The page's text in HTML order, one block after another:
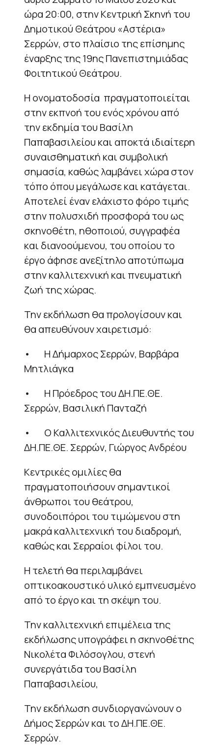
ώρα 20:00, στην Κεντρική Σκηνή του
Δημοτικού Θεάτρου «Αστέρια»
Σερρών, στο πλαίσιο της επίσημης
έναρξης της 19ης Πανεπιστημιάδας
Φοιτητικού Θεάτρου.
Η ονοματοδοσία πραγματοποιείται
στην εκπνοή του ενός χρόνου από
την εκδημία του Βασίλη
Παπαβασιλείου και αποκτά ιδιαίτερη
συναισθηματική και συμβολική
σημασία, καθώς λαμβάνει χώρα στον
τόπο όπου μεγάλωσε και κατάγεται.
Αποτελεί έναν ελάχιστο φόρο τιμής
στην πολυσχιδή προσφορά του ως
σκηνοθέτη, ηθοποιού, συγγραφέα
και διανοούμενου, του οποίου το
έργο άφησε ανεξίτηλο αποτύπωμα
στην καλλιτεχνική και πνευματική
ζωή της χώρας.
Την εκδήλωση θα προλογίσουν και
θα απευθύνουν χαιρετισμό:
• Η Δήμαρχος Σερρών, Βαρβάρα
Μητλιάγκα
• Η Πρόεδρος του ΔΗ.ΠΕ.ΘΕ.
Σερρών, Βασιλική Πανταζή
• Ο Καλλιτεχνικός Διευθυντής του
ΔΗ.ΠΕ.ΘΕ. Σερρών, Γιώργος Ανδρέου
Κεντρικές ομιλίες θα
πραγματοποιήσουν σημαντικοί
άνθρωποι του θεάτρου,
συνοδοιπόροι του τιμώμενου στη
μακρά καλλιτεχνική του διαδρομή,
καθώς και Σερραίοι φίλοι του.
Η τελετή θα περιλαμβάνει
οπτικοακουστικό υλικό εμπνευσμένο
από το έργο και τη σκέψη του.
Την καλλιτεχνική επιμέλεια της
εκδήλωσης υπογράφει η σκηνοθέτης
Νικολέτα Φιλόσογλου, στενή
συνεργάτιδα του Βασίλη
Παπαβασιλείου,
Την εκδήλωση συνδιοργανώνουν ο
Δήμος Σερρών και το ΔΗ.ΠΕ.ΘΕ.
Σερρών.